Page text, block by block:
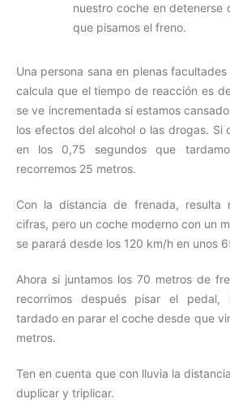
nuestro coche en detenerse
que pisamos el freno.
Una persona sana en plenas
calcula que el tiempo de reacción es
se ve incrementada si estamos
los efectos del alcohol o las drogas. Si
en los 0,75 segundos que
recorremos 25 metros.
Con la distancia de frenada, resulta
cifras, pero un coche moderno con un
se parará desde los 120 km/h en unos
Ahora si juntamos los 70 metros de
recorrimos después pisar el pedal,
tardado en parar el coche desde que
metros.
Ten en cuenta que con lluvia la
duplicar y triplicar.